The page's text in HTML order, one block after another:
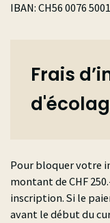
IBAN: CH56 0076
Frais
Pour bloquer votre
montant de CHF
inscription. Si le
avant le début du